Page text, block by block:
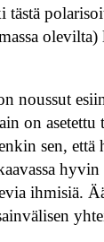
tästä
noussut
on
sen,
ihmisiä.